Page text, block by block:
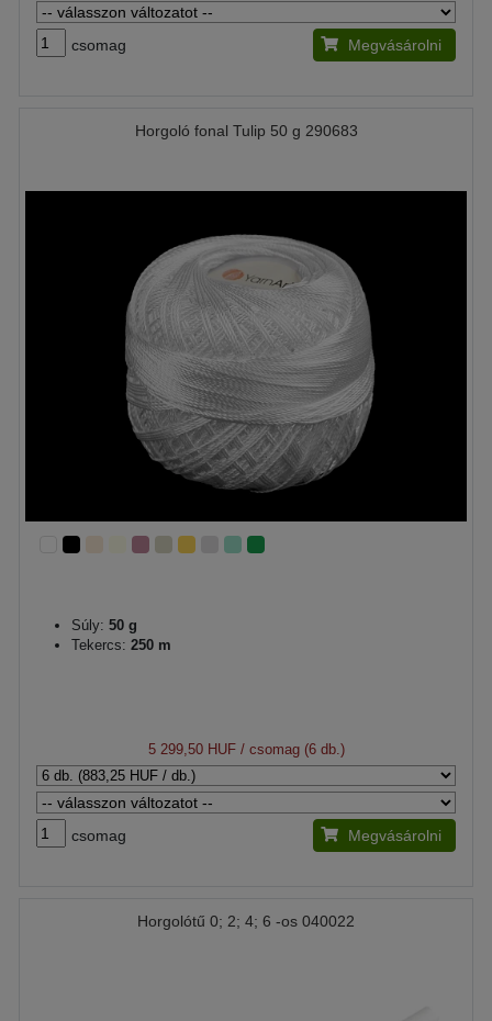
csomag Megvásárolni
Horgoló fonal Tulip 50 g 290683
Súly: 50 g
Tekercs: 250 m
5 299,50 HUF/ csomag (6 db.)
csomag Megvásárolni
Horgolótű 0; 2; 4; 6 -os 040022